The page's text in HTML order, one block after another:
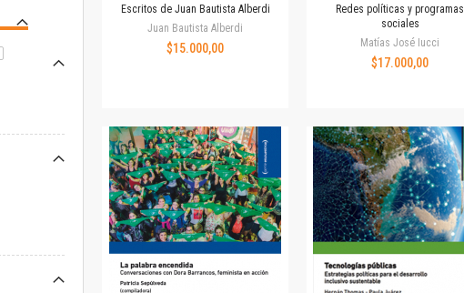
Territorio y acumulación: conflictividades y alternativas
Prismas
Redes
Revista de Ciencias Sociales. Primera época
Revista de Ciencias Sociales. Segunda época
Fondo editorial
Biomedicina
Coediciones
Escritos de Juan Bautista Alberdi
Juan Bautista Alberdi
$15.000,00
Redes políticas y programas
sociales
Matías José Iucci
$17.000,00